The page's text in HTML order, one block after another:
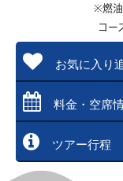
※燃
コー
お気に入り
料金・空席
ツアー行程